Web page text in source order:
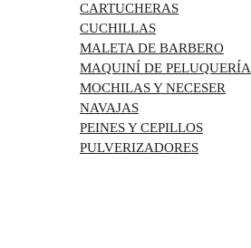
CARTUCHERAS
CUCHILLAS
MALETA DE BARBERO
MAQUINÍ DE PELUQUERÍA
MOCHILAS Y NECESER
NAVAJAS
PEINES Y CEPILLOS
PULVERIZADORES